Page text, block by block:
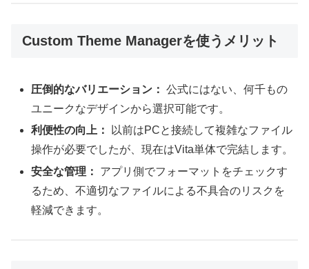
Custom Theme Managerを使うメリット
圧倒的なバリエーション： 公式にはない、何千もの
ユニークなデザインから選択可能です。
利便性の向上：
以前はPCと接続して複雑なファイル
操作が必要でしたが、現在はVita単体で完結します。
安全な管理：
アプリ側でフォーマットをチェックす
るため、不適切なファイルによる不具合のリスクを
軽減できます。